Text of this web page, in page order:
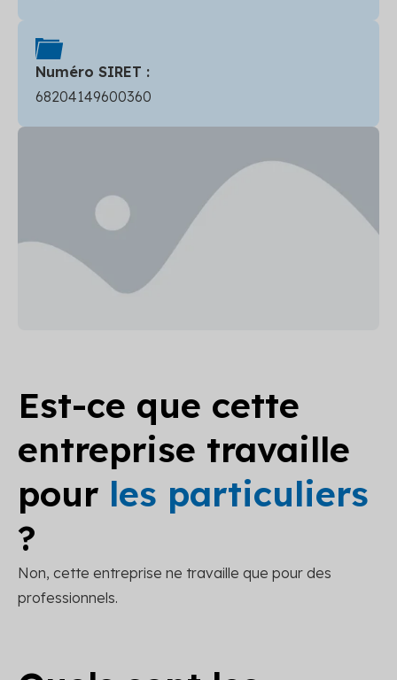
Numéro SIRET :
68204149600360
Est-ce que cette
entreprise travaille
pour les particuliers
?
Non, cette entreprise ne travaille que pour des
professionnels.